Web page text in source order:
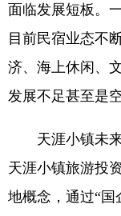
面临发展短板。
目前民宿业态不
济、海上休闲、
发展不足甚至是
天涯小镇未来
天涯小镇旅游投
地概念，通过“国